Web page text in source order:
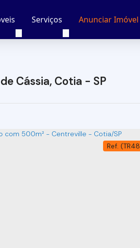
Anunciar Imóvel
Serviços
Cássia, Cotia - SP